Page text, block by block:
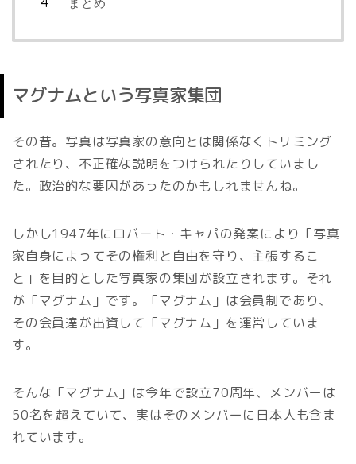
マグナムという写真家集団
その昔。写真は写真家の意向とは関係なくトリミング
されたり、不正確な説明をつけられたりしていまし
た。政治的な要因があったのかもしれませんね。
しかし1947年にロバート・キャパの発案により「写真
家自身によってその権利と自由を守り、主張するこ
と」を目的とした写真家の集団が設立されます。それ
が「マグナム」です。「マグナム」は会員制であり、
その会員達が出資して「マグナム」を運営していま
す。
そんな「マグナム」は今年で設立70周年、メンバーは
50名を超えていて、実はそのメンバーに日本人も含ま
れています。